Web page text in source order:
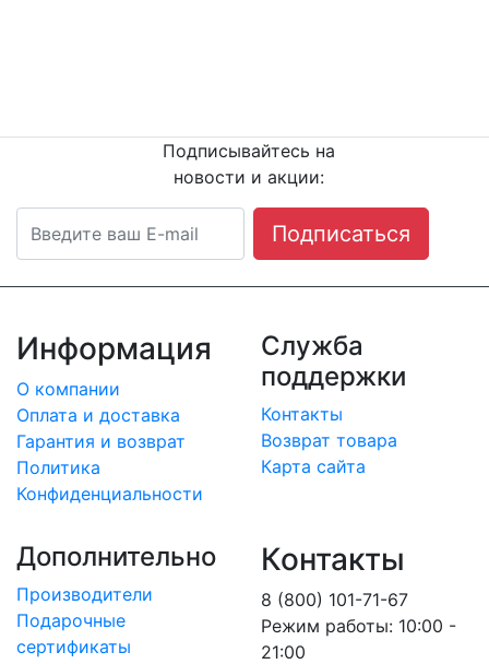
Подписывайтесь на
новости и акции:
Подписаться
Информация
О компании
Оплата и доставка
Гарантия и возврат
Политика
Конфиденциальности
Служба
поддержки
Контакты
Возврат товара
Карта сайта
Дополнительно
Производители
Подарочные
сертификаты
Контакты
8 (800) 101-71-67
Режим работы: 10:00 -
21:00